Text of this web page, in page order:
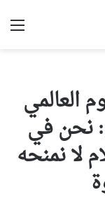
العالمي
نحن في
لا نمنحه